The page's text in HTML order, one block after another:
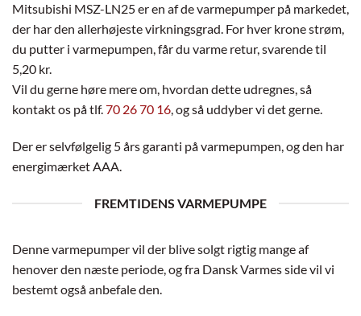
Mitsubishi MSZ-LN25 er en af de varmepumper på markedet,
der har den allerhøjeste virkningsgrad. For hver krone strøm,
du putter i varmepumpen, får du varme retur, svarende til
5,20 kr.
Vil du gerne høre mere om, hvordan dette udregnes, så
kontakt os på tlf.70 26 70 16, og så uddyber vi det gerne.
Der er selvfølgelig 5 års garanti på varmepumpen, og den har
energimærket AAA.
FREMTIDENS VARMEPUMPE
Denne varmepumper vil der blive solgt rigtig mange af
henover den næste periode, og fra Dansk Varmes side vil vi
bestemt også anbefale den.